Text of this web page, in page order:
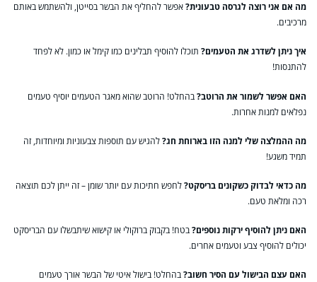
מה אם אני רוצה לגרסה טבעונית?אפשר להחליף את הבשר בסייטן, ולהשתמש באותם
מרכיבים.
איך ניתן לשדרג את הטעמים? תוכלו להוסיף תבלינים כמו קימל או כמון. לא לפחד
להתנסות!
האם אפשר לשמור את הרוטב?בהחלט! הרוטב שהוא מאגר הטעמים יוסיף טעמים
נפלאים למנות אחרות.
מה ההמלצה שלי למנה הזו בארוחת חג?להגיש עם תוספות צבעוניות ומיוחדות, זה
תמיד משגע!
מה כדאי לבדוק כשקונים בריסקט?לחפש חתיכות עם יותר שומן – זה ייתן לכם תוצאה
רכה ומלאת טעם.
האם ניתן להוסיף ירקות נוספים?בטח! בקבוק ברוקולי או קישוא שיתבשלו עם הבריסקט
יכולים להוסיף צבע וטעמים אחרים.
האם עצם הבישול עם הסיר חשוב?בהחלט! בישול איטי של הבשר אורך טעמים